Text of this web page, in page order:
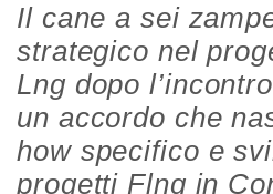
Il cane a sei
strategico nel
Lng dopo
un accordo che
how specifico e
progetti Flng in